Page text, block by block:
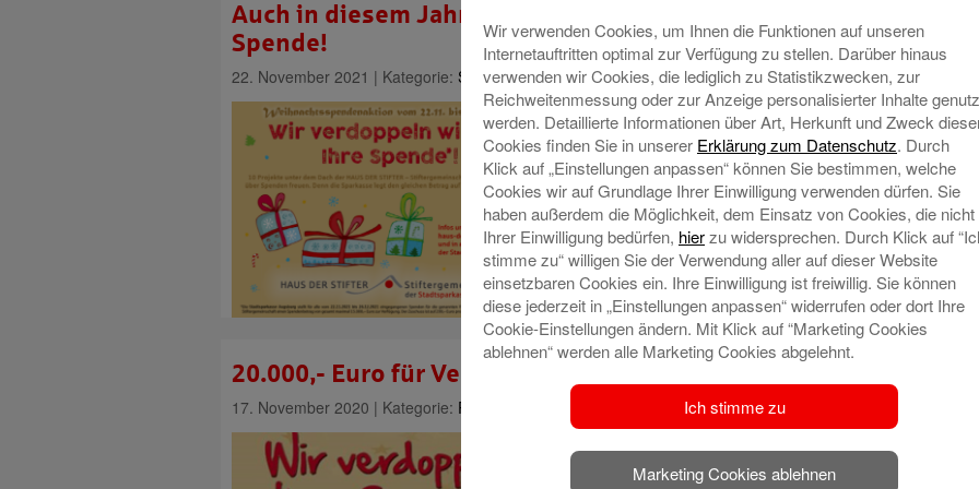
Auch in diesem Jahr: Wir verdoppeln wieder Ihre
Spende!
22. November 2021 | Kategorie: Stiftungen
Die Weihnachtsspendenaktion vom
HAUS DER STIFTER, der
Stiftergemeinschaft der
Stadtsparkasse Augsburg, geht in die
sechste Runde: Vom 22. November
bis 26. Dezember 2021.Mehr lesen
20.000,- Euro für Vereine und soziale Projekte
17. November 2020 | Kategorie: Regionales Engagement
Dezember 2020 wirbt das HAUS DER
Wir verwenden Cookies, um Ihnen die Funktionen auf unseren
Internetauftritten optimal zur Verfügung zu stellen. Darüber hinaus
verwenden wir Cookies, die lediglich zu Statistikzwecken, zur
Reichweitenmessung oder zur Anzeige personalisierter Inhalte
werden. Detaillierte Informationen über Art, Herkunft und Zweck
Cookies finden Sie in unserer Erklärung zum Datenschutz. Durch
Klick auf „Einstellungen anpassen“ können Sie bestimmen, welche
Cookies wir auf Grundlage Ihrer Einwilligung verwenden dürfen. Sie
haben außerdem die Möglichkeit, dem Einsatz von Cookies, die nicht
Ihrer Einwilligung bedürfen, hierzu widersprechen. Durch Klick auf
stimme zu“ willigen Sie der Verwendung aller auf dieser Website
einsetzbaren Cookies ein. Ihre Einwilligung ist freiwillig. Sie können
diese jederzeit in „Einstellungen anpassen“ widerrufen oder dort Ihre
Cookie-Einstellungen ändern. Mit Klick auf “Marketing Cookies
ablehnen“ werden alle Marketing Cookies abgelehnt.
Ich stimme zu
Marketing Cookies ablehnen